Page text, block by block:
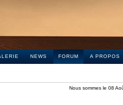
NEWS FORUM A PROPOS
Nous sommes le 08